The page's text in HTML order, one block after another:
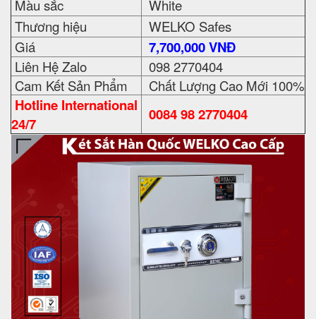
Màu sắc
White
Thương hiệu
WELKO Safes
Giá
7,700,000 VNĐ
Liên Hệ Zalo
098 2770404
Cam Kết Sản Phẩm
Chất Lượng Cao Mới 100%
Hotline International
24/7
0084 98 2770404